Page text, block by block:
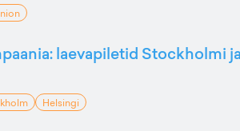
laevapiletid Stockholmi
Helsingi